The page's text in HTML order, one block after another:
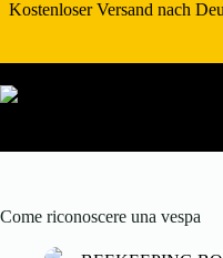
Zum
Kostenloser Versand nach
Come riconoscere una vespa